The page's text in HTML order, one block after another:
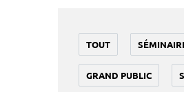
TOUT
GRAND PUBLIC